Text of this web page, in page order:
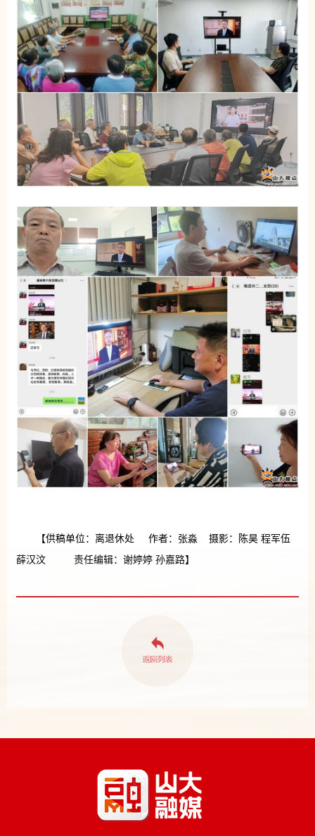
【供稿单位：离退休处 作者：张淼 摄影：陈昊 程军伍
薛汉汶 责任编辑：谢婷婷 孙嘉路】